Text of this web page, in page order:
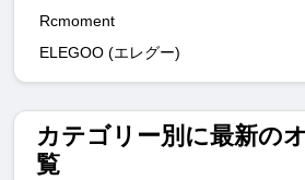
Rcmoment
ELEGOO (エレグー)
カテゴリー別に最新の
覧